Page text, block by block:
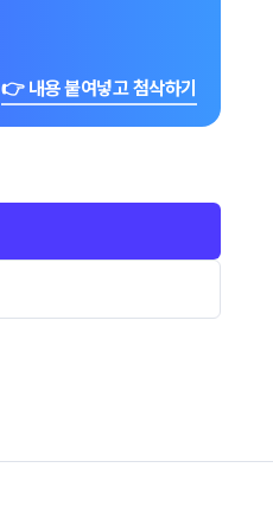
👉 내용 붙여넣고 첨삭하기